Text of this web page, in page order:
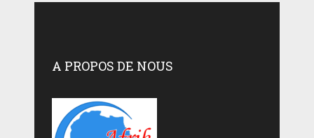
A PROPOS DE NOUS